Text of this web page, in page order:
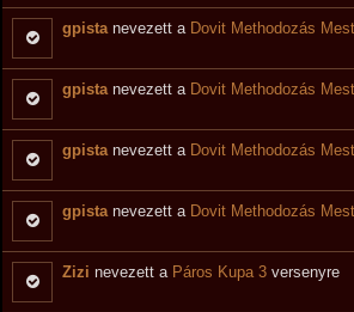
gpistanevezett a Dovit Methodozás
gpistanevezett a Dovit Methodozás
gpistanevezett a Dovit Methodozás
gpistanevezett a Dovit Methodozás
Zizi nevezett a Páros Kupa 3 versenyre